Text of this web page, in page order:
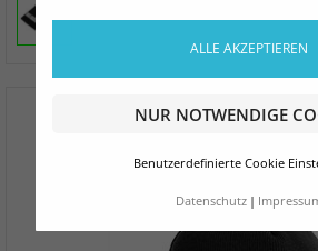
ALLE AKZEPTIEREN
NUR NOTWENDIGE
Benutzerdefinierte Cookie
Datenschutz